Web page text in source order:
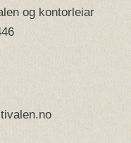
og kontorleiar